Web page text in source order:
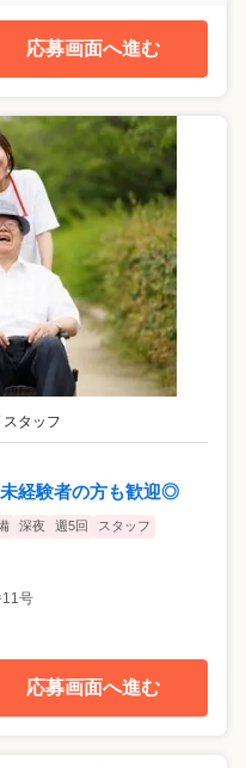
応募画面へ進む
タッフ
経験者の方も歓迎◎
深夜 週5回 スタッフ
号
応募画面へ進む